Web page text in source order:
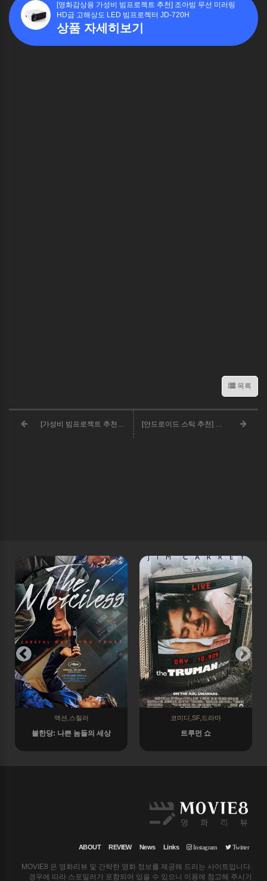
[영화감상용 가성비 빔프로젝트 추천] 조아빔 무선 미러링
HD급 고해상도 LED 빔프로젝터 JD-720H
상품 자세히보기
목록
[가성비 빔프로젝트 추천] 씨앤케이 HD 미니빔프로젝터 RnK72 [안드로이드 스틱 추천] 샤오미 안드로이드 스틱
액션,스릴러
불한당: 나쁜 놈들의 세상
코미디,SF,드라마
트루먼 쇼
ABOUT REVIEW News Links Instagram Twitter
MOVIE8 은 영화리뷰 및 간략한 영화 정보를 제공해 드리는 사이트입니다.
경우에 따라 스포일러가 포함되어 있을 수 있으니 이용에 참고해 주시기